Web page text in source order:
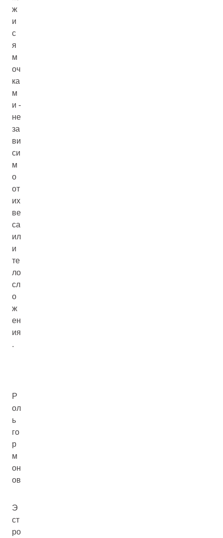
ж
и
с
я
м
оч
ка
м
и -
не
за
ви
си
м
о
от
их
ве
са
ил
и
те
ло
сл
о
ж
ен
ия
.
Р
ол
ь
го
р
м
он
ов
Э
ст
ро